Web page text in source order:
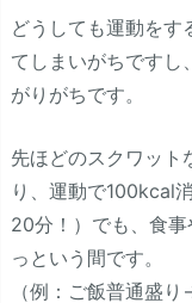
どうしても運動をす
てしまいがちですし
がりがちです。
先ほどのスクワット
り、運動で100kcal
20分！）でも、食
っという間です。
（例：ご飯普通盛